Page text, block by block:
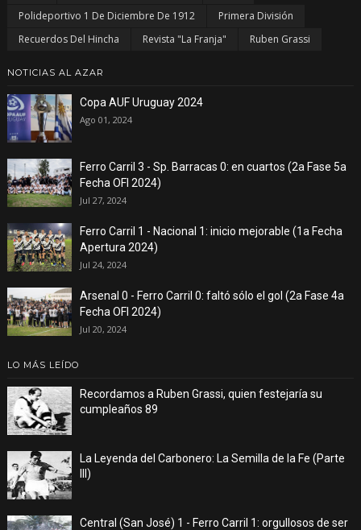
Polideportivo 1 De Diciembre De 1912
Primera División
Recuerdos Del Hincha
Revista "La Franja" Ruben Grassi
NOTICIAS AL AZAR
Copa AUF Uruguay 2024
Ago 01, 2024
Ferro Carril 3 - Sp. Barracas 0: en cuartos (2a Fase 5a
Fecha OFI 2024)
Jul 27, 2024
Ferro Carril 1 - Nacional 1: inicio mejorable (1a Fecha
Apertura 2024)
Jul 24, 2024
Arsenal 0 - Ferro Carril 0: faltó sólo el gol (2a Fase 4a
Fecha OFI 2024)
Jul 20, 2024
LO MÁS LEÍDO
Recordamos a Ruben Grassi, quien festejaría su
cumpleaños 89
La Leyenda del Carbonero: La Semilla de la Fe (Parte
III)
Central (San José) 1 - Ferro Carril 1: orgullosos de ser